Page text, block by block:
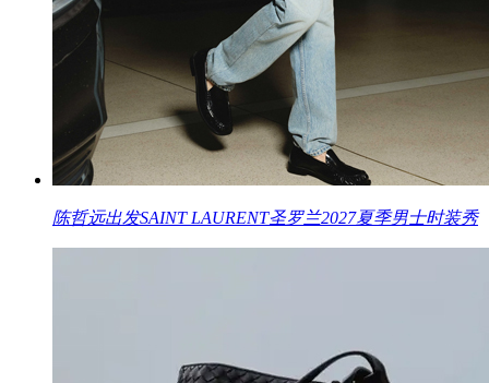
陈哲远出发SAINT LAURENT圣罗兰2027夏季男士时装秀